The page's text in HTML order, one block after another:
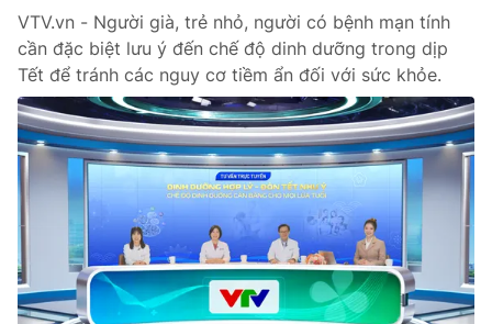
Hậu trường
Nhân vật
Khán giả
Giải sao mai
Giải trí
Điện ảnh
Âm nhạc
Sao
Đời sống
Du lịch
Làm đẹp
Chất lượng cuộc sống
Giáo dục
Tuyển sinh
Học trực tuyến
Công nghệ
Hitech Công nghệ tương lai
Sản phẩm
Giao lưu trực tuyến
VTV.vn - Người già, trẻ nhỏ, người có bệnh mạn tính
cần đặc biệt lưu ý đến chế độ dinh dưỡng trong dịp
Tết để tránh các nguy cơ tiềm ẩn đối với sức khỏe.